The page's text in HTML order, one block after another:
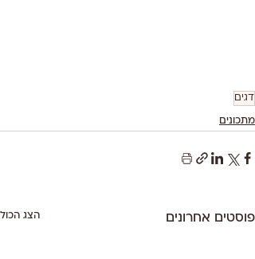
דגים
מתכונים
פוסטים אחרונים הצג הכול